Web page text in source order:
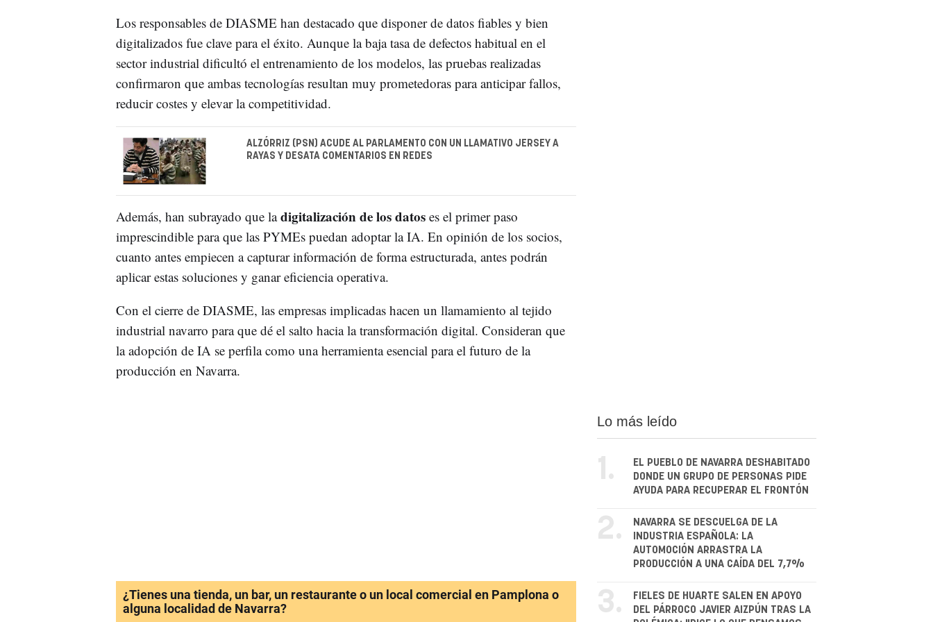
Los responsables de DIASME han destacado que disponer de datos fiables y bien
digitalizados fue clave para el éxito. Aunque la baja tasa de defectos habitual en el
sector industrial dificultó el entrenamiento de los modelos, las pruebas realizadas
confirmaron que ambas tecnologías resultan muy prometedoras para anticipar fallos,
reducir costes y elevar la competitividad.
ALZÓRRIZ (PSN) ACUDE AL PARLAMENTO CON UN LLAMATIVO JERSEY A
RAYAS Y DESATA COMENTARIOS EN REDES
Además, han subrayado que ladigitalización de los datoses el primer paso
imprescindible para que las PYMEs puedan adoptar la IA. En opinión de los socios,
cuanto antes empiecen a capturar información de forma estructurada, antes podrán
aplicar estas soluciones y ganar eficiencia operativa.
Con el cierre de DIASME, las empresas implicadas hacen un llamamiento al tejido
industrial navarro para que dé el salto hacia la transformación digital. Consideran que
la adopción de IA se perfila como una herramienta esencial para el futuro de la
producción en Navarra.
¿Tienes una tienda, un bar, un restaurante o un local comercial en Pamplona o
alguna localidad de Navarra?
Lo más leído
1.
EL PUEBLO DE NAVARRA DESHABITADO
DONDE UN GRUPO DE PERSONAS PIDE
AYUDA PARA RECUPERAR EL FRONTÓN
2.
NAVARRA SE DESCUELGA DE LA
INDUSTRIA ESPAÑOLA: LA
AUTOMOCIÓN ARRASTRA LA
PRODUCCIÓN A UNA CAÍDA DEL 7,7%
3.
FIELES DE HUARTE SALEN EN APOYO
DEL PÁRROCO JAVIER AIZPÚN TRAS LA